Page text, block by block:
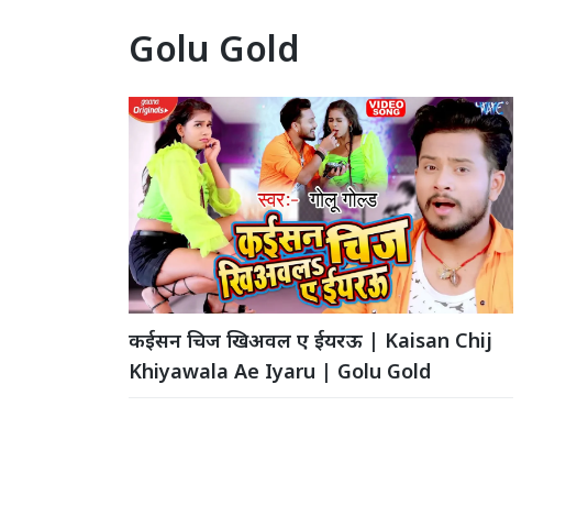
Golu Gold
कईसन चिज खिअवल ए ईयरऊ | Kaisan Chij
Khiyawala Ae Iyaru | Golu Gold